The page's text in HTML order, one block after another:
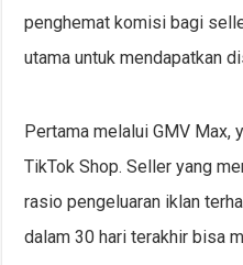
penghemat komisi bagi
utama untuk mendapatkan
Pertama melalui GMV Max,
TikTok Shop. Seller yang
rasio pengeluaran iklan
dalam 30 hari terakhir bisa